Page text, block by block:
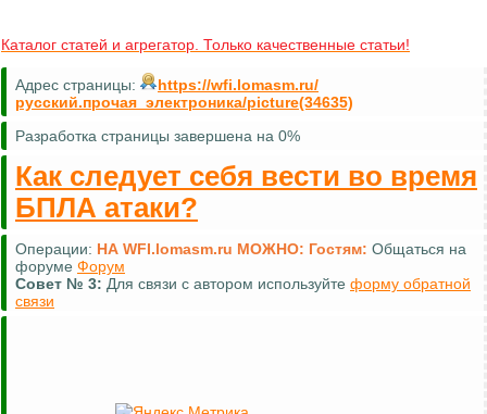
Каталог статей и агрегатор. Только качественные статьи!
Адрес страницы:
https://wfi.lomasm.ru/
русский.прочая_электроника/picture(34635)
Разработка страницы завершена на 0%
Как следует себя вести во время
БПЛА атаки?
Операции: НА WFI.lomasm.ru МОЖНО: Гостям: Общаться на
форуме Форум
Совет № 3: Для связи с автором используйте форму обратной
связи